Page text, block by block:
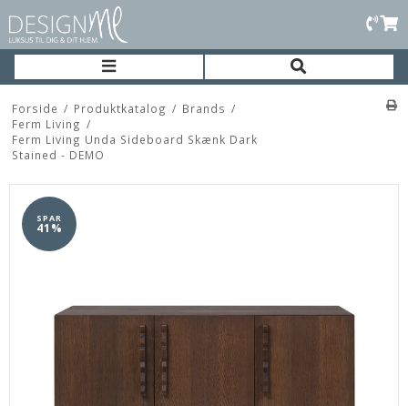
Forside / Produktkatalog / Brands /
Ferm Living /
Ferm Living Unda Sideboard Skænk Dark
Stained - DEMO
SPAR
41%